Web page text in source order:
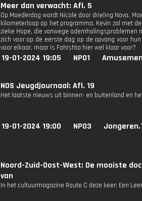
Meer dan verwacht: Afl. 5
Op Moederdag wordt Nicole door drieling Nova,
kilometerloop op het programma. Kevin zal met
zieke Hope, die vanwege ademhalingsproblemen
zich voor op de eerste dag op de opvang voor
voor elkaar, maar is Fahishta hier wel klaar voor?
19-01-2024 19:05 NPO1
NOS Jeugdjournaal: Afl. 19
Het laatste nieuws uit binnen- en buitenland en
19-01-2024 19:00 NPO3
Noord-Zuid-Oost-West: De mooiste
van
In het cultuurmagazine Route C deze keer: Een